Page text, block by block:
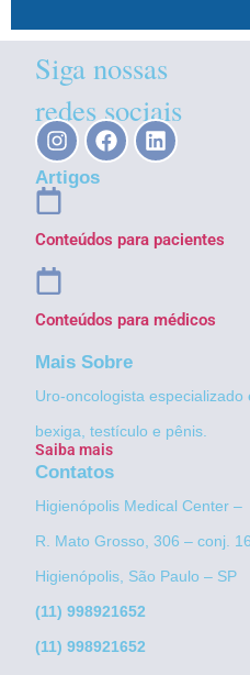
Siga nossas
redes sociais
Artigos
Conteúdos para pacientes
Conteúdos para médicos
Mais Sobre
Uro-oncologista especializado
bexiga, testículo e pênis.
Saiba mais
Contatos
Higienópolis Medical Center –
R. Mato Grosso, 306 – conj.
Higienópolis, São Paulo – SP
(11) 998921652
(11) 998921652